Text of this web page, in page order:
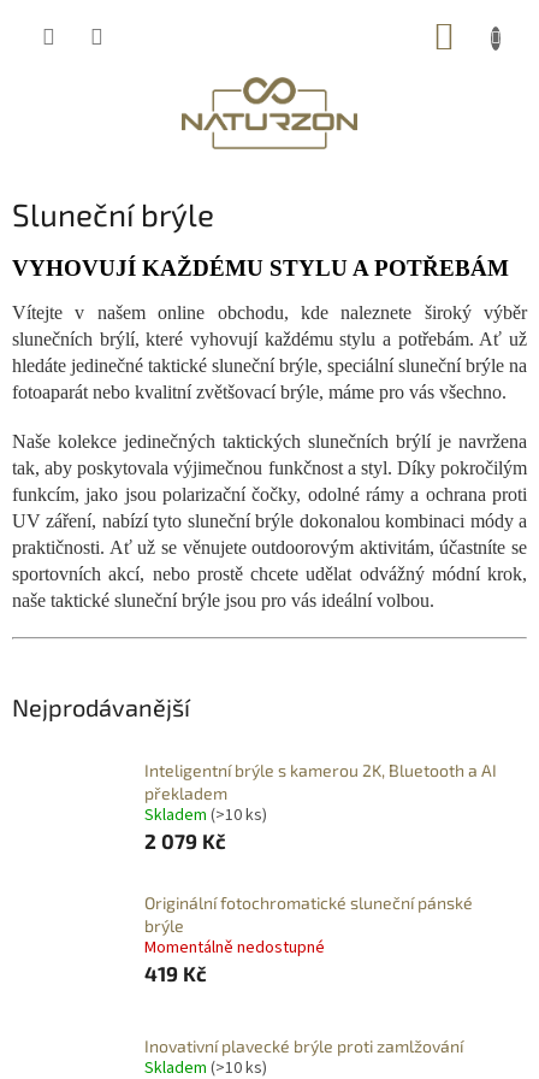
Sluneční brýle
VYHOVUJÍ KAŽDÉMU STYLU A POTŘEBÁM
Vítejte v našem online obchodu, kde naleznete široký výběr
slunečních brýlí, které vyhovují každému stylu a potřebám. Ať už
hledáte jedinečné taktické sluneční brýle, speciální sluneční brýle na
fotoaparát nebo kvalitní zvětšovací brýle, máme pro vás všechno.
Naše kolekce jedinečných taktických slunečních brýlí je navržena
tak, aby poskytovala výjimečnou funkčnost a styl. Díky pokročilým
funkcím, jako jsou polarizační čočky, odolné rámy a ochrana proti
UV záření, nabízí tyto sluneční brýle dokonalou kombinaci módy a
praktičnosti. Ať už se věnujete outdoorovým aktivitám, účastníte se
sportovních akcí, nebo prostě chcete udělat odvážný módní krok,
naše taktické sluneční brýle jsou pro vás ideální volbou.
Nejprodávanější
Inteligentní brýle s kamerou 2K, Bluetooth a AI
překladem
Skladem (>10 ks)
2 079 Kč
Originální fotochromatické sluneční pánské
brýle
Momentálně nedostupné
419 Kč
Inovativní plavecké brýle proti zamlžování
Skladem (>10 ks)